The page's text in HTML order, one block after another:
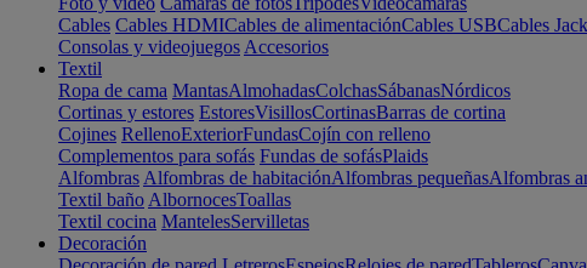
Cables Cables HDMICables de alimentaciónCables USBCables Jack
Consolas y videojuegos Accesorios
Textil
Ropa de cama MantasAlmohadasColchasSábanasNórdicos
Cortinas y estores EstoresVisillosCortinasBarras de cortina
Cojines RellenoExteriorFundasCojín con relleno
Complementos para sofás Fundas de sofásPlaids
Alfombras Alfombras de habitaciónAlfombras pequeñasAlfombras
Textil baño AlbornocesToallas
Textil cocina MantelesServilletas
Decoración